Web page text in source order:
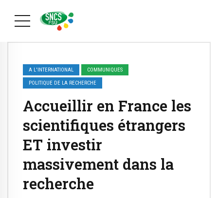
A L'INTERNATIONAL COMMUNIQUES
POLITIQUE DE LA RECHERCHE
Accueillir en France les
scientifiques étrangers
ET investir
massivement dans la
recherche